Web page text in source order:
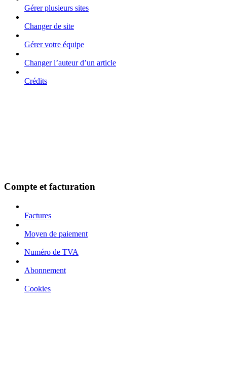
Gérer plusieurs sites
Changer de site
Gérer votre équipe
Changer l’auteur d’un article
Crédits
Compte et facturation
Factures
Moyen de paiement
Numéro de TVA
Abonnement
Cookies